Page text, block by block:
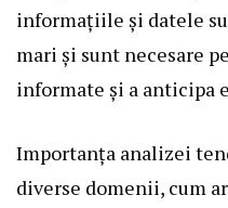
informațiile și datele
mari și sunt necesare
informate și a anticipa
Importanța analizei
diverse domenii, cum